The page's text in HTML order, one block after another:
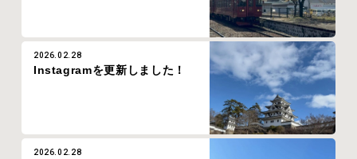
2026.02.28
Instagramを更新しました！
2026.02.28